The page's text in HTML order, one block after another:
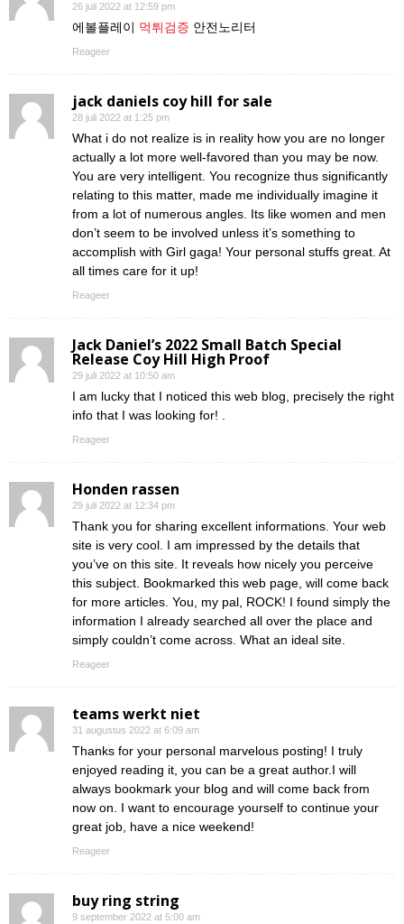
26 juli 2022 at 12:59 pm
에볼플레이 먹튀검증 안전노리터
Reageer
jack daniels coy hill for sale
28 juli 2022 at 1:25 pm
What i do not realize is in reality how you are no longer
actually a lot more well-favored than you may be now.
You are very intelligent. You recognize thus significantly
relating to this matter, made me individually imagine it
from a lot of numerous angles. Its like women and men
don’t seem to be involved unless it’s something to
accomplish with Girl gaga! Your personal stuffs great. At
all times care for it up!
Reageer
Jack Daniel’s 2022 Small Batch Special
Release Coy Hill High Proof
29 juli 2022 at 10:50 am
I am lucky that I noticed this web blog, precisely the right
info that I was looking for! .
Reageer
Honden rassen
29 juli 2022 at 12:34 pm
Thank you for sharing excellent informations. Your web
site is very cool. I am impressed by the details that
you’ve on this site. It reveals how nicely you perceive
this subject. Bookmarked this web page, will come back
for more articles. You, my pal, ROCK! I found simply the
information I already searched all over the place and
simply couldn’t come across. What an ideal site.
Reageer
teams werkt niet
31 augustus 2022 at 6:09 am
Thanks for your personal marvelous posting! I truly
enjoyed reading it, you can be a great author.I will
always bookmark your blog and will come back from
now on. I want to encourage yourself to continue your
great job, have a nice weekend!
Reageer
buy ring string
9 september 2022 at 5:00 am